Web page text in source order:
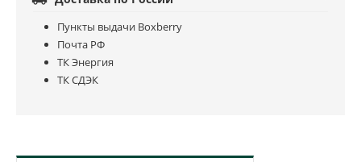
Пункты выдачи Boxberry
Почта РФ
ТК Энергия
ТК СДЭК